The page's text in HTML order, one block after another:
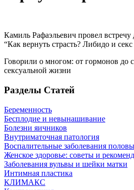
Камиль Рафаэльевич провел
“Как вернуть страсть? Либидо и
Говорили о многом: от гормонов до
сексуальной жизни
Разделы Статей
Беременность
Бесплодие и невынашивание
Болезни яичников
Внутриматочная патология
Воспалительные заболевания
Женское здоровье: советы и
Заболевания вульвы и шейки матки
Интимная пластика
КЛИМАКС